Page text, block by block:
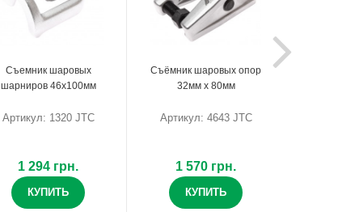
Съемник шаровых
шарниров 46х100мм
Артикул: 1320 JTC
1 294 грн.
КУПИТЬ
Съёмник шаровых опор
32мм х 80мм
Артикул: 4643 JTC
1 570 грн.
КУПИТЬ